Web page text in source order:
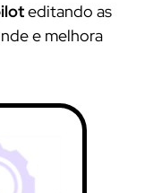
editando as
e melhora